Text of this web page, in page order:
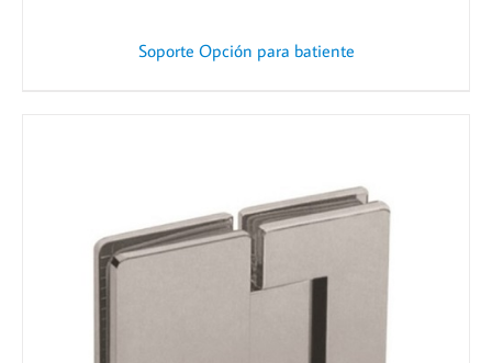
Soporte Opción para batiente